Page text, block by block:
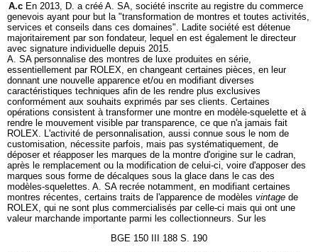
A.c En 2013, D. a créé A. SA, société inscrite au registre du commerce
genevois ayant pour but la "transformation de montres et toutes activités,
services et conseils dans ces domaines". Ladite société est détenue
majoritairement par son fondateur, lequel en est également le directeur
avec signature individuelle depuis 2015.
A. SA personnalise des montres de luxe produites en série,
essentiellement par ROLEX, en changeant certaines pièces, en leur
donnant une nouvelle apparence et/ou en modifiant diverses
caractéristiques techniques afin de les rendre plus exclusives
conformément aux souhaits exprimés par ses clients. Certaines
opérations consistent à transformer une montre en modèle-squelette et à
rendre le mouvement visible par transparence, ce que n'a jamais fait
ROLEX. L'activité de personnalisation, aussi connue sous le nom de
customisation, nécessite parfois, mais pas systématiquement, de
déposer et réapposer les marques de la montre d'origine sur le cadran,
après le remplacement ou la modification de celui-ci, voire d'apposer des
marques sous forme de décalques sous la glace dans le cas des
modèles-squelettes. A. SA recrée notamment, en modifiant certaines
montres récentes, certains traits de l'apparence de modèles vintage de
ROLEX, qui ne sont plus commercialisés par celle-ci mais qui ont une
valeur marchande importante parmi les collectionneurs. Sur les
BGE 150 III 188 S. 190